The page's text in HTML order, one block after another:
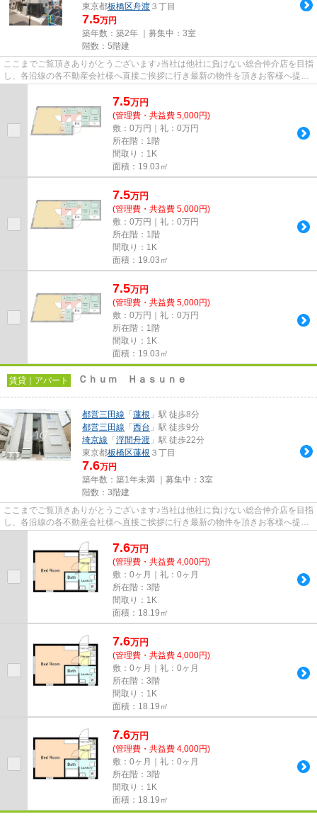
東京都板橋区舟渡 ３丁目
7.5万円
築年数：築2年 ｜募集中： 3室
階数：5階建
ここまでご覧頂きありがとうございます♪当社は他社に負けない総合仲介店を目指
し、各沿線の各不動産会社様へ直接ご挨拶に行き最新の物件を頂きお客様へ提供
7.5万円
(管理費・共益費 5,000円)
敷：0万円｜礼：0万円
所在階：1階
間取り：1K
面積：19.03㎡
7.5万円
(管理費・共益費 5,000円)
敷：0万円｜礼：0万円
所在階：1階
間取り：1K
面積：19.03㎡
7.5万円
(管理費・共益費 5,000円)
敷：0万円｜礼：0万円
所在階：1階
間取り：1K
面積：19.03㎡
賃貸｜アパート Ｃｈｕｍ Ｈａｓｕｎｅ
都営三田線 「 蓮根 」駅 徒歩8分
都営三田線 「 西台 」駅 徒歩9分
埼京線 「 浮間舟渡 」駅 徒歩22分
東京都板橋区蓮根 ３丁目
7.6万円
築年数：築1年未満 ｜募集中： 3室
階数：3階建
ここまでご覧頂きありがとうございます♪当社は他社に負けない総合仲介店を目指
し、各沿線の各不動産会社様へ直接ご挨拶に行き最新の物件を頂きお客様へ提供
7.6万円
(管理費・共益費 4,000円)
敷：0ヶ月｜礼：0ヶ月
所在階：3階
間取り：1K
面積：18.19㎡
7.6万円
(管理費・共益費 4,000円)
敷：0ヶ月｜礼：0ヶ月
所在階：3階
間取り：1K
面積：18.19㎡
7.6万円
(管理費・共益費 4,000円)
敷：0ヶ月｜礼：0ヶ月
所在階：3階
間取り：1K
面積：18.19㎡